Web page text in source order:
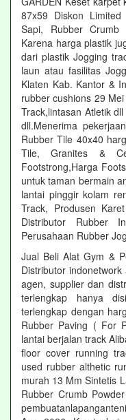
87x59 Diskon
Sapi, Rubber Crumb
Karena harga plastik
dari plastik Jogging
laun atau fasilitas
Klaten Kab. Kantor &
rubber cushions 29
Track,lintasan Atletik
dll.Menerima
Rubber Tile 40x40
Tile, Granites &
Footstrong,Harga
untuk taman bermain
lantai pinggir kolam
Track, Produsen
Distributor Rubber
Perusahaan Rubber
Jual Beli Alat Gym &
Distributor
agen, supplier dan
terlengkap hanya
terlengkap dengan
Rubber Paving ( For
lantai berjalan track
floor cover running
used rubber althetic
murah 13 Mm Sintetis
Rubber Crumb